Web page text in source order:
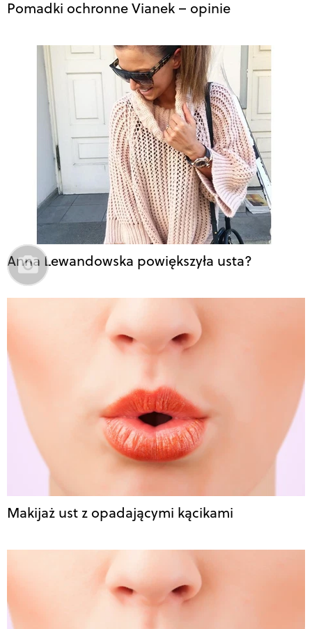
Pomadki ochronne Vianek – opinie
Anna Lewandowska powiększyła usta?
Makijaż ust z opadającymi kącikami